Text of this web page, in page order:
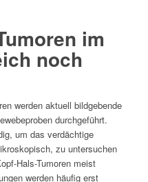
im
noch
werden aktuell bildgebende
durchgeführt.
um das verdächtige
zu untersuchen
Hals-Tumoren meist
werden häufig erst